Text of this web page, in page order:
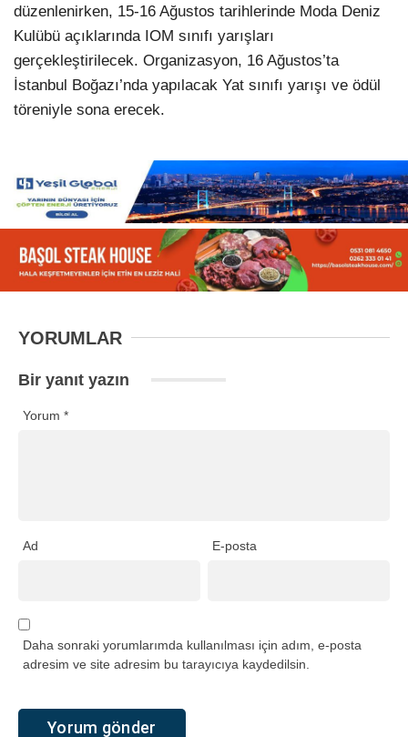
düzenlenirken, 15-16 Ağustos tarihlerinde Moda Deniz
Kulübü açıklarında IOM sınıfı yarışları
gerçekleştirilecek. Organizasyon, 16 Ağustos’ta
İstanbul Boğazı’nda yapılacak Yat sınıfı yarışı ve ödül
töreniyle sona erecek.
YORUMLAR
Bir yanıt yazın
Yorum *
Ad E-posta
Daha sonraki yorumlarımda kullanılması için adım, e-posta
adresim ve site adresim bu tarayıcıya kaydedilsin.